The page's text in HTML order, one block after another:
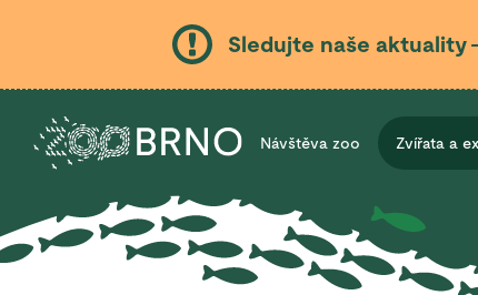
Sledujte naše aktuality
Návštěva zoo Zvířata a